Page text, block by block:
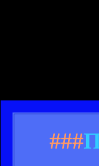
###